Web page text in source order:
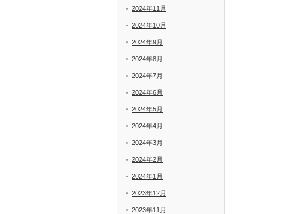
2024年11月
2024年10月
2024年9月
2024年8月
2024年7月
2024年6月
2024年5月
2024年4月
2024年3月
2024年2月
2024年1月
2023年12月
2023年11月